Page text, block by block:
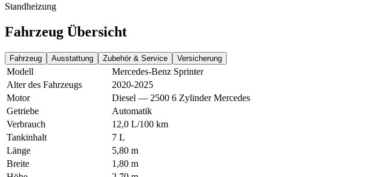
Standheizung
Fahrzeug Übersicht
Fahrzeug Ausstattung Zubehör & Service Versicherung
Modell
Mercedes-Benz Sprinter
Alter des Fahrzeugs
2020-2025
Motor
Diesel — 2500 6 Zylinder Mercedes
Getriebe
Automatik
Verbrauch
12,0 L/100 km
Tankinhalt
7 L
Länge
5,80 m
Breite
1,80 m